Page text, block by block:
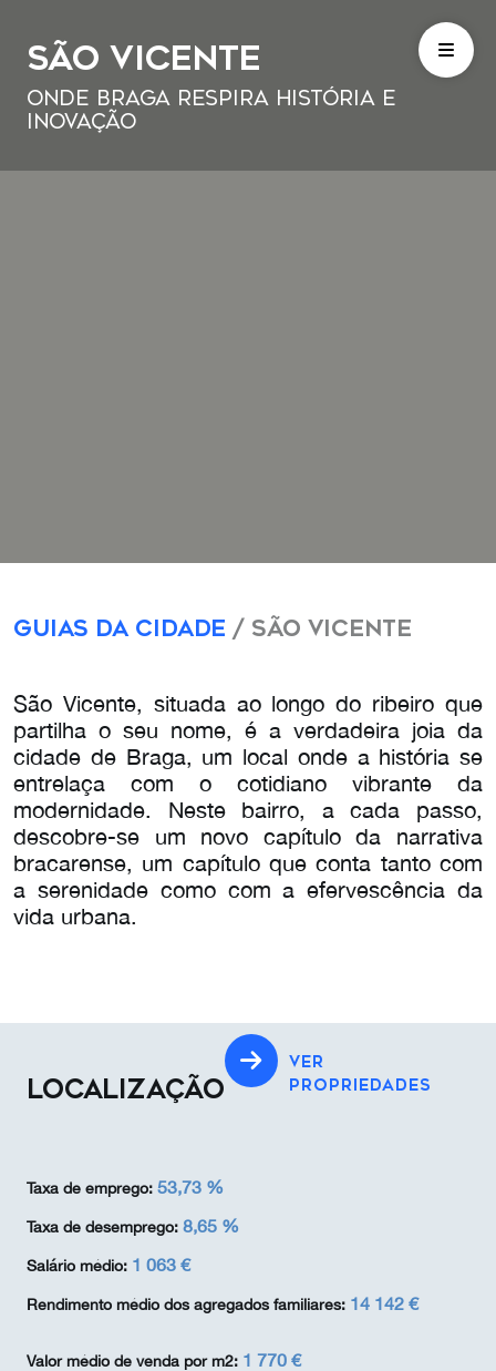
São Vicente
Onde Braga Respira História e
Inovação
Guias da Cidade / São Vicente
São Vicente, situada ao longo do ribeiro que
partilha o seu nome, é a verdadeira joia da
cidade de Braga, um local onde a história se
entrelaça com o cotidiano vibrante da
modernidade. Neste bairro, a cada passo,
descobre-se um novo capítulo da narrativa
bracarense, um capítulo que conta tanto com
a serenidade como com a efervescência da
vida urbana.
LOCALIZAÇÃO
VER
PROPRIEDADES
Taxa de emprego: 53,73 %
Taxa de desemprego: 8,65 %
Salário médio: 1 063 €
Rendimento médio dos agregados familiares: 14 142 €
Valor médio de venda por m2: 1 770 €